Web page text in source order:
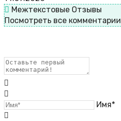
Межтекстовые Отзывы
Посмотреть все комментарии
Имя*